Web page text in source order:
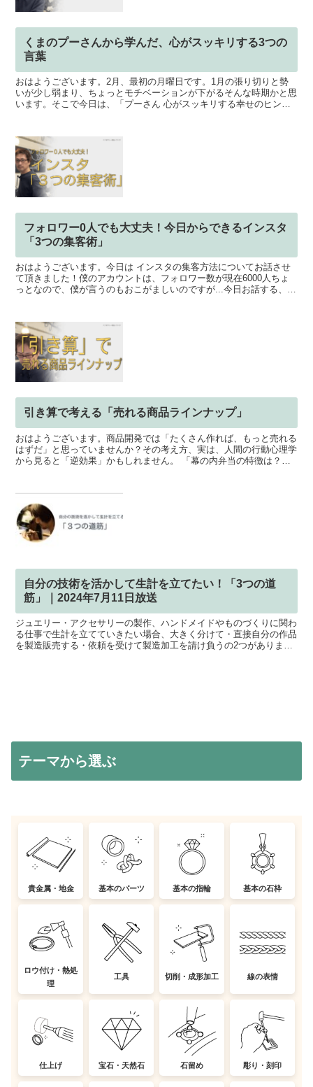
くまのプーさんから学んだ、心がスッキリする3つの
言葉
おはようございます。2月、最初の月曜日です。1月の張り切りと勢
いが少し弱まり、ちょっとモチベーションが下がるそんな時期かと思
います。そこで今日は、「プーさん 心がスッキリする幸せのヒン
フォロワー0人でも大丈夫！今日からできるインスタ
「3つの集客術」
おはようございます。今日は インスタの集客方法についてお話させ
て頂きました！僕のアカウントは、フォロワー数が現在6000人ちょ
っとなので、僕が言うのもおこがましいのですが...今日お話する、3
引き算で考える「売れる商品ラインナップ」
おはようございます。商品開発では「たくさん作れば、もっと売れる
はずだ」と思っていませんか？その考え方、実は、人間の行動心理学
から見ると「逆効果」かもしれません。 「幕の内弁当の特徴は？」
自分の技術を活かして生計を立てたい！「3つの道
筋」｜2024年7月11日放送
ジュエリー・アクセサリーの製作、ハンドメイドやものづくりに関わ
る仕事で生計を立てていきたい場合、大きく分けて・直接自分の作品
を製造販売する・依頼を受けて製造加工を請け負うの2つがありま
テーマから選ぶ
貴金属・地金 基本のパーツ 基本の指輪 基本の石枠
ロウ付け・熱処
理
工具 切削・成形加工 線の表情
仕上げ 宝石・天然石 石留め 彫り・刻印